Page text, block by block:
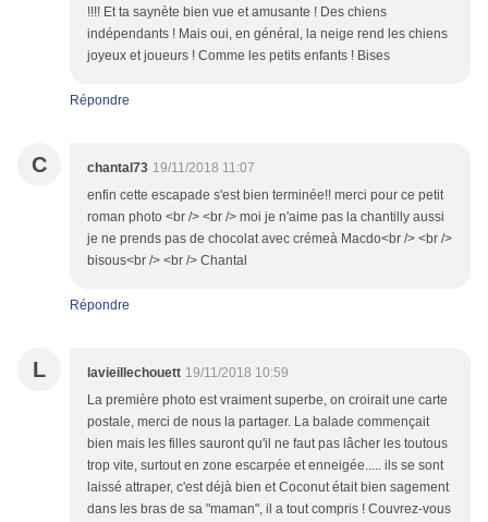
!!!! Et ta saynète bien vue et amusante ! Des chiens
indépendants ! Mais oui, en général, la neige rend les chiens
joyeux et joueurs ! Comme les petits enfants ! Bises
Répondre
C chantal73 19/11/2018 11:07
enfin cette escapade s'est bien terminée!! merci pour ce petit
roman photo <br /> <br /> moi je n'aime pas la chantilly aussi
je ne prends pas de chocolat avec crémeà Macdo<br /> <br />
bisous<br /> <br /> Chantal
Répondre
L lavieillechouett 19/11/2018 10:59
La première photo est vraiment superbe, on croirait une carte
postale, merci de nous la partager. La balade commençait
bien mais les filles sauront qu'il ne faut pas lâcher les toutous
trop vite, surtout en zone escarpée et enneigée..... ils se sont
laissé attraper, c'est déjà bien et Coconut était bien sagement
dans les bras de sa "maman", il a tout compris ! Couvrez-vous